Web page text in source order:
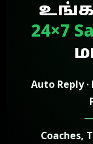
24×7
Auto Reply ·
Coaches,